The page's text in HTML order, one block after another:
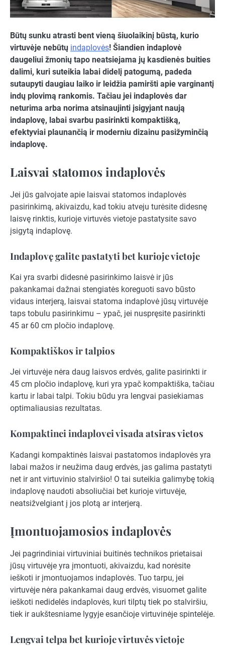
Būtų sunku atrasti bent vieną šiuolaikinį būstą, kurio
virtuvėje nebūtų indaplovės! Šiandien indaplovė
daugeliui žmonių tapo neatsiejama jų kasdienės buities
dalimi, kuri suteikia labai didelį patogumą, padeda
sutaupyti daugiau laiko ir leidžia pamiršti apie varginantį
indų plovimą rankomis. Tačiau jei indaplovės dar
neturima arba norima atsinaujinti įsigyjant naują
indaplovę, labai svarbu pasirinkti kompaktišką,
efektyviai plaunančią ir moderniu dizainu pasižyminčią
indaplovę.
Laisvai statomos indaplovės
Jei jūs galvojate apie laisvai statomos indaplovės
pasirinkimą, akivaizdu, kad tokiu atveju turėsite didesnę
laisvę rinktis, kurioje virtuvės vietoje pastatysite savo
įsigytą indaplovę.
Indaplovę galite pastatyti bet kurioje vietoje
Kai yra svarbi didesnė pasirinkimo laisvė ir jūs
pakankamai dažnai stengiatės koreguoti savo būsto
vidaus interjerą, laisvai statoma indaplovė jūsų virtuvėje
taps tobulu pasirinkimu – ypač, jei nuspręsite pasirinkti
45 ar 60 cm pločio indaplovę.
Kompaktiškos ir talpios
Jei virtuvėje nėra daug laisvos erdvės, galite pasirinkti ir
45 cm pločio indaplovę, kuri yra ypač kompaktiška, tačiau
kartu ir labai talpi. Tokiu būdu yra lengvai pasiekiamas
optimaliausias rezultatas.
Kompaktinei indaplovei visada atsiras vietos
Kadangi kompaktinės laisvai pastatomos indaplovės yra
labai mažos ir neužima daug erdvės, jas galima pastatyti
net ir ant virtuvinio stalviršio! O tai suteikia galimybę tokią
indaplovę naudoti absoliučiai bet kurioje virtuvėje,
neatsižvelgiant į jos plotą ar interjerą.
Įmontuojamosios indaplovės
Jei pagrindiniai virtuviniai buitinės technikos prietaisai
jūsų virtuvėje yra įmontuoti, akivaizdu, kad norėsite
ieškoti ir įmontuojamos indaplovės. Tuo tarpu, jei
virtuvėje nėra pakankamai daug erdvės, visuomet galite
ieškoti nedidelės indaplovės, kuri tilptų tiek po stalviršiu,
tiek ir aukštesniame lygyje esančioje virtuvinėje spintelėje.
Lengvai telpa bet kurioje virtuvės vietoje